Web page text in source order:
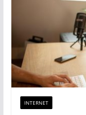
INTERNET